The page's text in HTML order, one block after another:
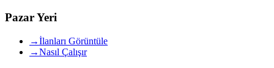
Pazar Yeri
→İlanları Görüntüle
→Nasıl Çalışır